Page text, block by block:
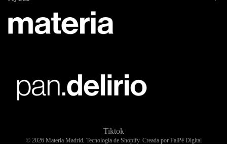
Tiktok
© 2026 Materia Madrid, Tecnología de Shopify. Creada por FalPé Digital